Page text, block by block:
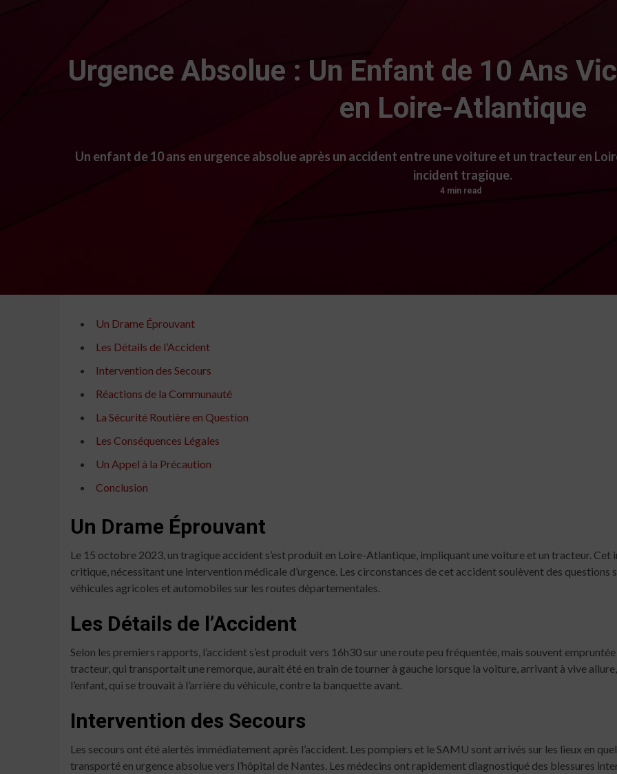
Urgence Absolue : Un Enfant de 10 Ans
en Loire-Atlantique
Un enfant de 10 ans en urgence absolue après un accident entre une voiture et un tracteur en
incident tragique.
4 min read
Un Drame Éprouvant
Les Détails de l’Accident
Intervention des Secours
Réactions de la Communauté
La Sécurité Routière en Question
Les Conséquences Légales
Un Appel à la Précaution
Conclusion
Un Drame Éprouvant
Le 15 octobre 2023, un tragique accident s’est produit en Loire-Atlantique, impliquant une voiture et un tracteur. Cet
critique, nécessitant une intervention médicale d’urgence. Les circonstances de cet accident soulèvent des
véhicules agricoles et automobiles sur les routes départementales.
Les Détails de l’Accident
Selon les premiers rapports, l’accident s’est produit vers 16h30 sur une route peu fréquentée, mais souvent
tracteur, qui transportait une remorque, aurait été en train de tourner à gauche lorsque la voiture, arrivant à vive
l’enfant, qui se trouvait à l’arrière du véhicule, contre la banquette avant.
Intervention des Secours
Les secours ont été alertés immédiatement après l’accident. Les pompiers et le SAMU sont arrivés sur les lieux en
transporté en urgence absolue vers l’hôpital de Nantes. Les médecins ont rapidement diagnostiqué des blessures